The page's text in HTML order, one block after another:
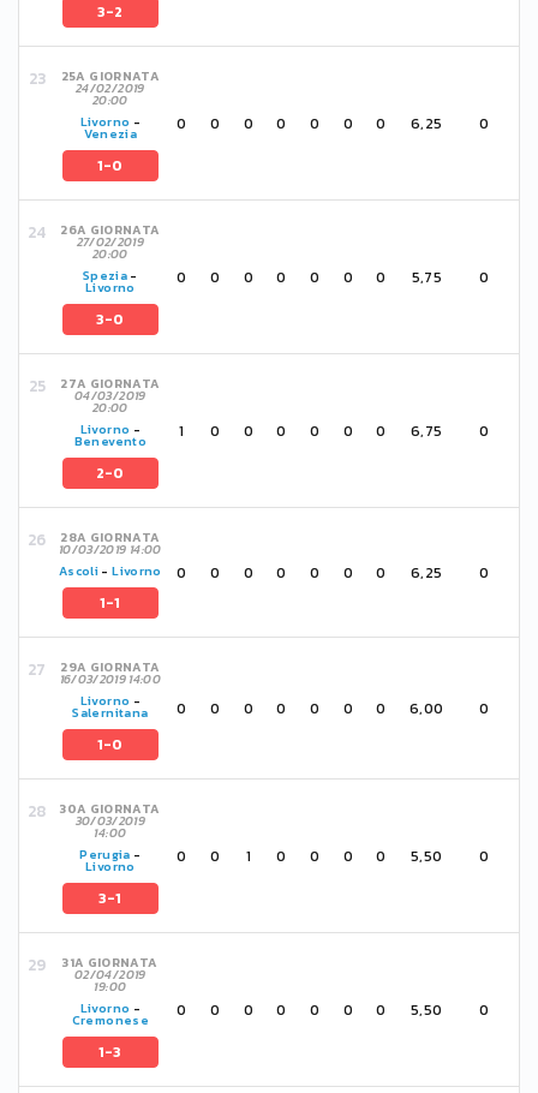
3-2
25A GIORNATA
24/02/2019
20:00
Livorno -
Venezia
1-0
0 0 0 0 0 0 0 6,25 0
26A GIORNATA
27/02/2019
20:00
Spezia -
Livorno
3-0
0 0 0 0 0 0 0 5,75 0
27A GIORNATA
04/03/2019
20:00
Livorno -
Benevento
2-0
1 0 0 0 0 0 0 6,75 0
28A GIORNATA
10/03/2019 14:00
Ascoli -Livorno
1-1
0 0 0 0 0 0 0 6,25 0
29A GIORNATA
16/03/2019 14:00
Livorno -
Salernitana
1-0
0 0 0 0 0 0 0 6,00 0
30A GIORNATA
30/03/2019
14:00
Perugia -
Livorno
3-1
0 0 1 0 0 0 0 5,50 0
31A GIORNATA
02/04/2019
19:00
Livorno -
Cremonese
1-3
0 0 0 0 0 0 0 5,50 0